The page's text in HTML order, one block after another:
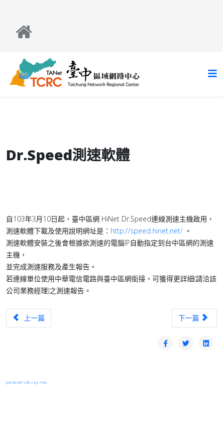
Dr.Speed測速軟體
自103年3月10日起，臺中區網 HiNet Dr.Speed連線測速主機啟用，
測速軟體下載及使用說明網址是： http://speed.hinet.net/ 。
測速軟體安裝之後會根據欲測速的電腦IP自動指定到台中區網的測速
主機，
並完成測速服務及產生報告。
若連線單位使用中華電信電路與臺中區網銜接，可獲得更詳細(請洽該
公司業務經理)之測速報告。
上一篇文章：iService 高速運算資源
上一篇 下一篇文章：
下一篇
Joomla SEF URLs by Artio